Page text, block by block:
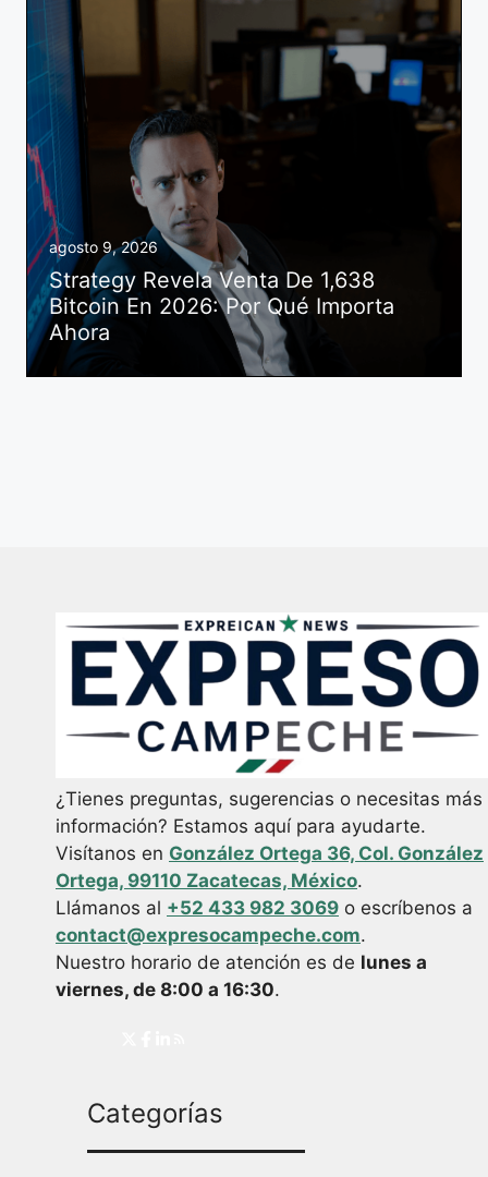
agosto 9, 2026
Strategy Revela Venta De 1,638
Bitcoin En 2026: Por Qué Importa
Ahora
¿Tienes preguntas, sugerencias o necesitas más
información? Estamos aquí para ayudarte.
Visítanos en González Ortega 36, Col. González
Ortega, 99110 Zacatecas, México.
Llámanos al +52 433 982 3069 o escríbenos a
contact@expresocampeche.com.
Nuestro horario de atención es de lunes a
viernes, de 8:00 a 16:30.
Categorías